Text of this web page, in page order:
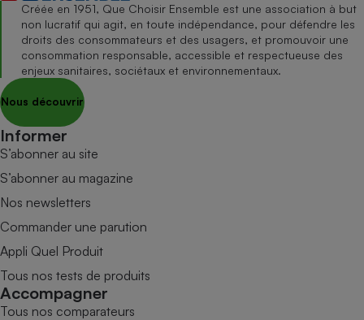
Créée en 1951, Que Choisir Ensemble est une association à but
non lucratif qui agit, en toute indépendance, pour défendre les
droits des consommateurs et des usagers, et promouvoir une
consommation responsable, accessible et respectueuse des
enjeux sanitaires, sociétaux et environnementaux.
Nous découvrir
Informer
S’abonner au site
S’abonner au magazine
Nos newsletters
Commander une parution
Appli Quel Produit
Tous nos tests de produits
Accompagner
Tous nos comparateurs